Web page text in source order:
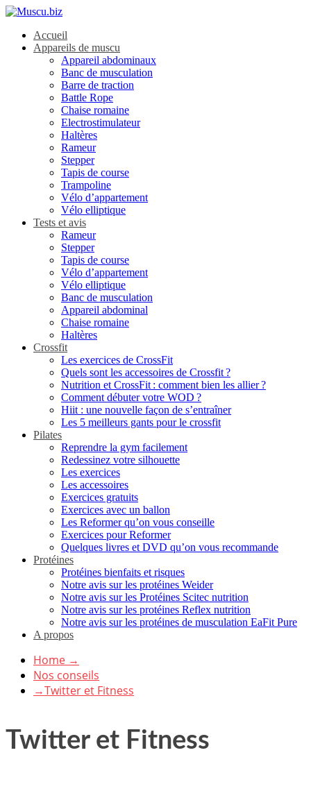
Accueil
Appareils de muscu
Appareil abdominaux
Banc de musculation
Barre de traction
Battle Rope
Chaise romaine
Electrostimulateur
Haltères
Rameur
Stepper
Tapis de course
Trampoline
Vélo d’appartement
Vélo elliptique
Tests et avis
Rameur
Stepper
Tapis de course
Vélo d’appartement
Vélo elliptique
Banc de musculation
Appareil abdominal
Chaise romaine
Haltères
Crossfit
Les exercices de CrossFit
Quels sont les accessoires de Crossfit ?
Nutrition et CrossFit : comment bien les allier ?
Comment débuter votre WOD ?
Hiit : une nouvelle façon de s’entraîner
Les 5 meilleurs gants pour le crossfit
Pilates
Reprendre la gym facilement
Redessinez votre silhouette
Les exercices
Les accessoires
Exercices gratuits
Exercices avec un ballon
Les Reformer qu’on vous conseille
Exercices pour Reformer
Quelques livres et DVD qu’on vous recommande
Protéines
Protéines bienfaits et risques
Notre avis sur les protéines Weider
Notre avis sur les Protéines Scitec nutrition
Notre avis sur les protéines Reflex nutrition
Notre avis sur les protéines de musculation EaFit Pure
A propos
Home →
Nos conseils
→Twitter et Fitness
Twitter et Fitness